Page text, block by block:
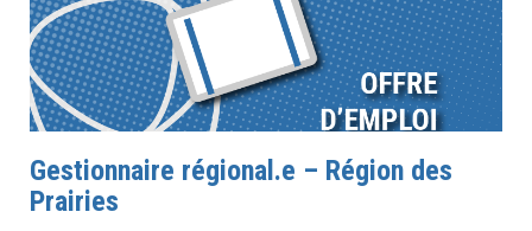
Gestionnaire régional.e – Région des
Prairies